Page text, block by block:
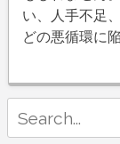
い、人手不足
どの悪循環に
for: